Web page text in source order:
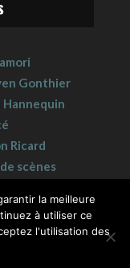
Gonthier
Hannequin
Ricard
scènes
la meilleure
à utiliser ce
l'utilisation des